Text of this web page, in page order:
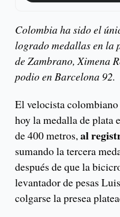
Colombia ha sido el
logrado medallas en la
de Zambrano, Ximena
podio en Barcelona 92.
El velocista
hoy la medalla de plata
de 400 metros,al
sumando la tercera
después de que la
levantador de pesas
colgarse la presea